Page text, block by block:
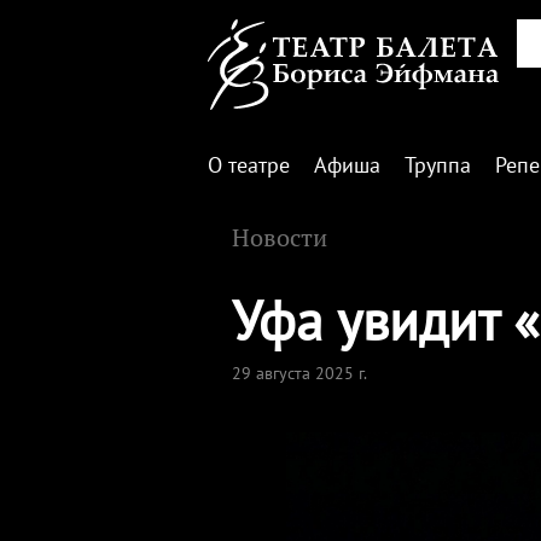
О театре Афиша Труппа
Новости
Уфа увидит
29 августа 2025 г.